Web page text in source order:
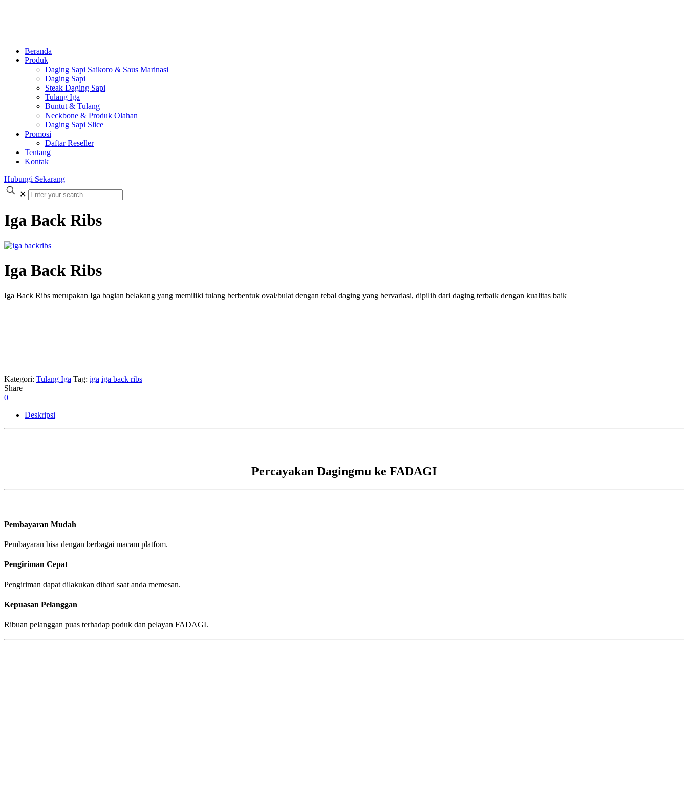
Beranda
Produk
Daging Sapi Saikoro & Saus Marinasi
Daging Sapi
Steak Daging Sapi
Tulang Iga
Buntut & Tulang
Neckbone & Produk Olahan
Daging Sapi Slice
Promosi
Daftar Reseller
Tentang
Kontak
Hubungi Sekarang
✕
Iga Back Ribs
Iga Back Ribs
Iga Back Ribs merupakan Iga bagian belakang yang memiliki tulang berbentuk oval/bulat dengan tebal daging yang bervariasi, dipilih dari daging terbaik dengan kualitas baik
Kategori: Tulang Iga Tag: iga iga back ribs
Share
0
Deskripsi
Percayakan Dagingmu ke FADAGI
Pembayaran Mudah
Pembayaran bisa dengan berbagai macam platfom.
Pengiriman Cepat
Pengiriman dapat dilakukan dihari saat anda memesan.
Kepuasan Pelanggan
Ribuan pelanggan puas terhadap poduk dan pelayan FADAGI.